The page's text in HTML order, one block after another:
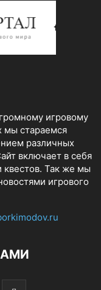
игровому
мы стараемся
различных
включает в себя
квестов. Так же мы
игрового